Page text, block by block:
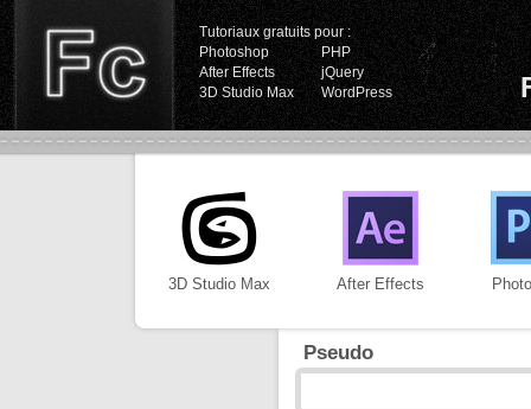
Tutoriaux gratuits pour :
Photoshop
PHP
After Effects
jQuery
3D Studio Max
WordPress
3D Studio Max After Effects
Pseudo